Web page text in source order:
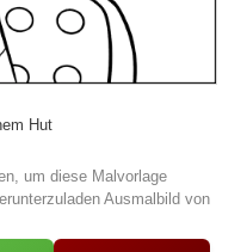
Hut
um diese Malvorlage
Ausmalbild von